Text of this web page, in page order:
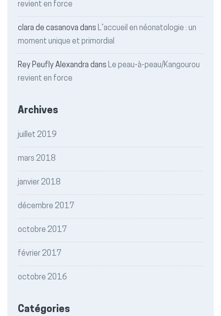
revient en force
clara de casanova dans L’accueil en néonatologie : un
moment unique et primordial
Rey Peufly Alexandra dans Le peau-à-peau/Kangourou
revient en force
Archives
juillet 2019
mars 2018
janvier 2018
décembre 2017
octobre 2017
février 2017
octobre 2016
Catégories